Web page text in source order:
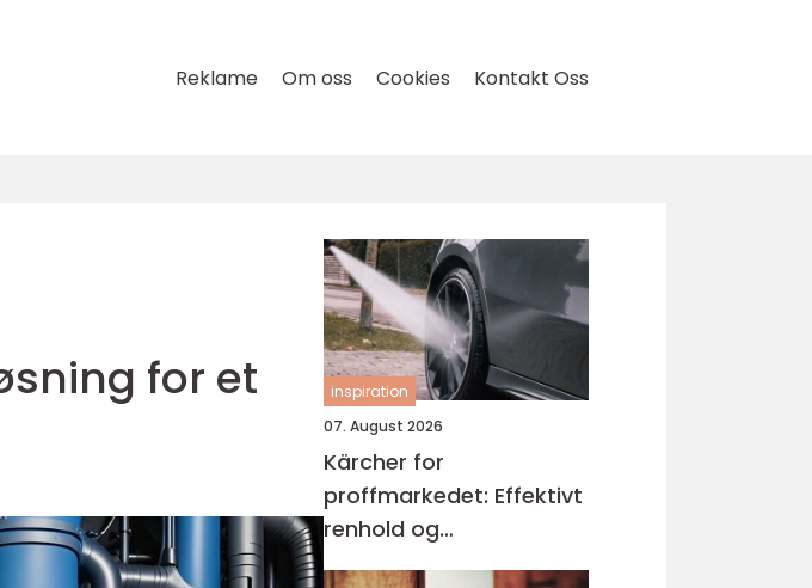
Reklame Om oss Cookies Kontakt Oss
for et
inspiration
07. August 2026
Kärcher for
proffmarkedet: Effektivt
renhold og
høytrykksløsninger